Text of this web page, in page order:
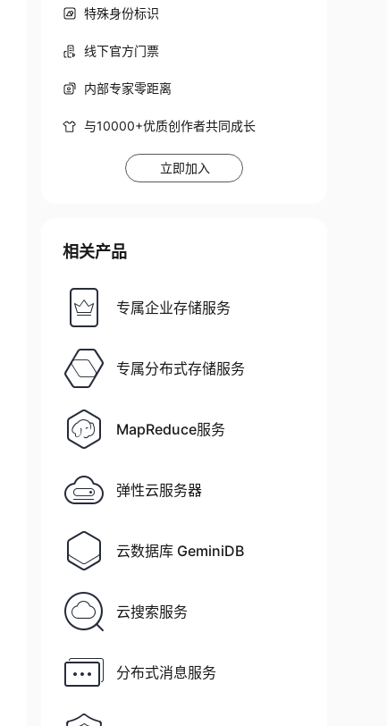
特殊身份标识
线下官方门票
内部专家零距离
与10000+优质创作者共同成长
立即加入
相关产品
专属企业存储服务
专属分布式存储服务
MapReduce服务
弹性云服务器
云数据库 GeminiDB
云搜索服务
分布式消息服务